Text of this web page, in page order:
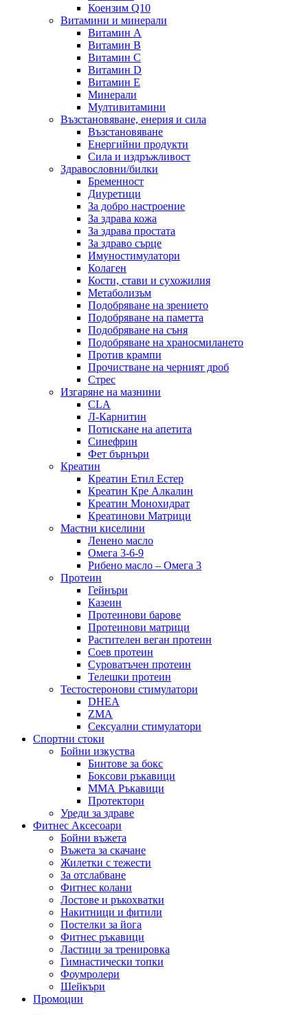
Коензим Q10
Витамини и минерали
Витамин А
Витамин B
Витамин C
Витамин D
Витамин E
Минерали
Мултивитамини
Възстановяване, енерия и сила
Възстановяване
Енергийни продукти
Сила и издръжливост
Здравословни/билки
Бременност
Диуретици
За добро настроение
За здрава кожа
За здрава простата
За здраво сърце
Имуностимулатори
Колаген
Кости, стави и сухожилия
Метаболизъм
Подобряване на зрението
Подобряване на паметта
Подобряване на съня
Подобряване на храносмилането
Против крампи
Прочистване на черният дроб
Стрес
Изгаряне на мазнини
CLA
Л-Карнитин
Потискане на апетита
Синефрин
Фет бърнъри
Креатин
Креатин Етил Естер
Креатин Кре Алкалин
Креатин Монохидрат
Креатинови Матрици
Мастни киселини
Ленено масло
Омега 3-6-9
Рибено масло – Омега 3
Протеин
Гейнъри
Казеин
Протеинови барове
Протеинови матрици
Растителен веган протеин
Соев протеин
Суроватъчен протеин
Телешки протеин
Тестостеронови стимулатори
DHEA
ZMA
Сексуални стимулатори
Спортни стоки
Бойни изкуства
Бинтове за бокс
Боксови ръкавици
ММА Ръкавици
Протектори
Уреди за здраве
Фитнес Аксесоари
Бойни въжета
Въжета за скачане
Жилетки с тежести
За отслабване
Фитнес колани
Лостове и ръкохватки
Накитници и фитили
Постелки за йога
Фитнес ръкавици
Ластици за тренировка
Гимнастически топки
Фоумролери
Шейкъри
Промоции